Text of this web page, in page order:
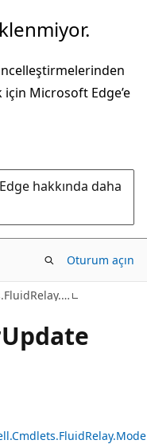
Microsoft Edge’e
hakkında daha
Oturum açın
Microsoft.Azure.PowerShell.Cmdlets.FluidRelay.Models
Update